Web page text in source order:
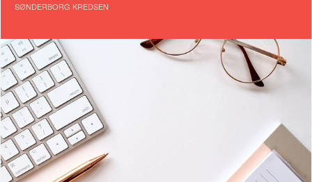
SØNDERBORG KREDSEN